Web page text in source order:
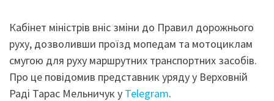
Кабінет міністрів вніс зміни до Правил дорожнього
руху, дозволивши проїзд мопедам та мотоциклам
смугою для руху маршрутних транспортних засобів.
Про це повідомив представник уряду у Верховній
Раді Тарас Мельничук у Telegram.